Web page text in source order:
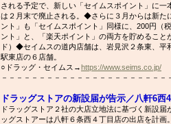
される予定で、新しい「セイムスポイント」に
は２月末で廃止される。◆さらに３月からは新た
ント」も「セイムスポイント」同様に、200円（
ント」と、「楽天ポイント」の両方を貯めるこ
ド）◆セイムスの道内店舗は、岩見沢２条東、
駅東店の６店舗。
○ドラッグ・セイムス→https://www.seims.co.jp/
－－－－－－－－－－－－－－－－－－－－－
ドラッグストアの新設届が告示／八軒6
ドラッグストア２社の大店立地法に基づく新設
ッグストアーは八軒６条西４丁目店の出店を計